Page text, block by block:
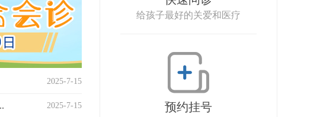
2025-7-15
2025-7-15
给孩子最好的关爱和医疗
预约挂号